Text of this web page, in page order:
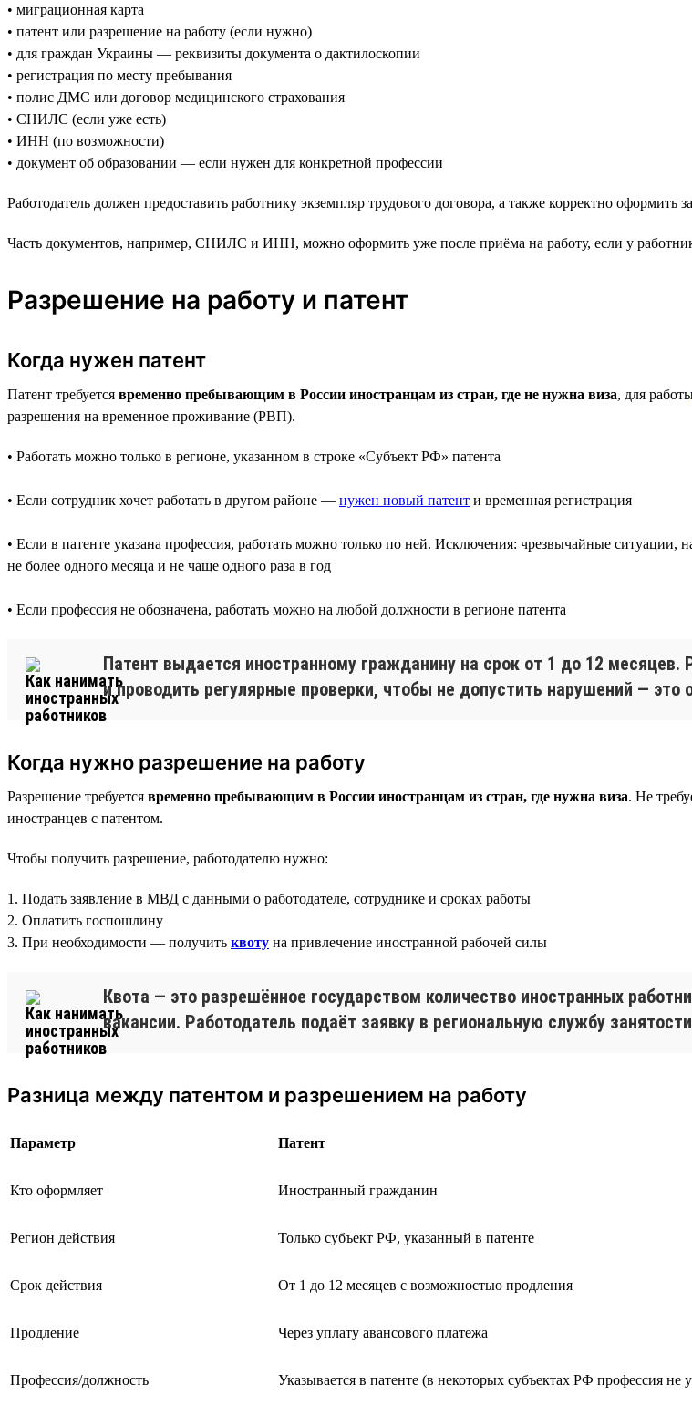
• миграционная карта
• патент или разрешение на работу (если нужно)
• для граждан Украины — реквизиты документа о дактилоскопии
• регистрация по месту пребывания
• полис ДМС или договор медицинского страхования
• СНИЛС (если уже есть)
• ИНН (по возможности)
• документ об образовании — если нужен для конкретной профессии
Работодатель должен предоставить работнику экземпляр трудового договора, а также корректно оформить
Часть документов, например, СНИЛС и ИНН, можно оформить уже после приёма на работу, если у
Разрешение на работу и патент
Когда нужен патент
Патент требуется временно пребывающим в России иностранцам из стран, где не нужна виза, для
разрешения на временное проживание (РВП).
• Работать можно только в регионе, указанном в строке «Субъект РФ» патента
• Если сотрудник хочет работать в другом районе — нужен новый патент и временная регистрация
• Если в патенте указана профессия, работать можно только по ней. Исключения: чрезвычайные
не более одного месяца и не чаще одного раза в год
• Если профессия не обозначена, работать можно на любой должности в регионе патента
Патент выдается иностранному гражданину на срок от 1 до 12
и проводить регулярные проверки, чтобы не допустить нарушений — это
Когда нужно разрешение на работу
Разрешение требуется временно пребывающим в России иностранцам из стран, где нужна виза. Не
иностранцев с патентом.
Чтобы получить разрешение, работодателю нужно:
1. Подать заявление в МВД с данными о работодателе, сотруднике и сроках работы
2. Оплатить госпошлину
3. При необходимости — получить квоту на привлечение иностранной рабочей силы
Квота — это разрешённое государством количество иностранных
вакансии. Работодатель подаёт заявку в региональную службу
Разница между патентом и разрешением на работу
Параметр Патент
Кто оформляет Иностранный гражданин
Регион действия Только субъект РФ, указанный в патенте
Срок действия От 1 до 12 месяцев с возможностью продления
Продление Через уплату авансового платежа
Профессия/должность Указывается в патенте (в некоторых субъектах РФ профессия не